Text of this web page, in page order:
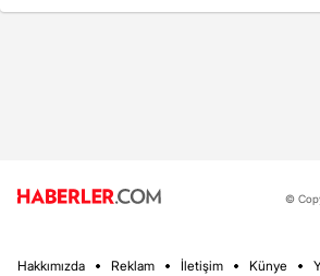
©
Hakkımızda Reklam İletişim Künye